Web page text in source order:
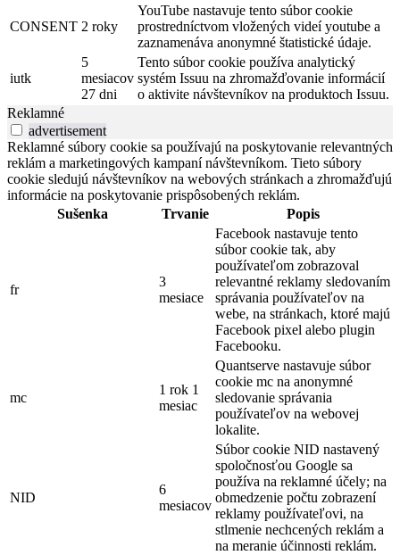
CONSENT 2 roky
YouTube nastavuje tento súbor cookie
prostredníctvom vložených videí youtube a
zaznamenáva anonymné štatistické údaje.
iutk
5
mesiacov
27 dni
Tento súbor cookie používa analytický
systém Issuu na zhromažďovanie informácií
o aktivite návštevníkov na produktoch Issuu.
Reklamné
advertisement
Reklamné súbory cookie sa používajú na poskytovanie relevantných
reklám a marketingových kampaní návštevníkom. Tieto súbory
cookie sledujú návštevníkov na webových stránkach a zhromažďujú
informácie na poskytovanie prispôsobených reklám.
Sušenka
Trvanie Popis
fr
3
mesiace
Facebook nastavuje tento
súbor cookie tak, aby
používateľom zobrazoval
relevantné reklamy sledovaním
správania používateľov na
webe, na stránkach, ktoré majú
Facebook pixel alebo plugin
Facebooku.
mc
1 rok 1
mesiac
Quantserve nastavuje súbor
cookie mc na anonymné
sledovanie správania
používateľov na webovej
lokalite.
NID
6
mesiacov
Súbor cookie NID nastavený
spoločnosťou Google sa
používa na reklamné účely; na
obmedzenie počtu zobrazení
reklamy používateľovi, na
stlmenie nechcených reklám a
na meranie účinnosti reklám.